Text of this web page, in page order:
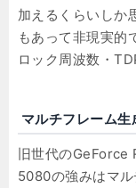
加えるくらいしか
もあって非現実的
ロック周波数・
マルチフレーム
旧世代のGeForce
5080の強みはマ